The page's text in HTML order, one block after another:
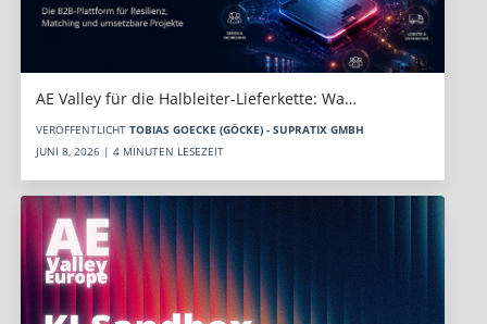
AE Valley für die Halbleiter-Lieferkette: Wa…
VERÖFFENTLICHT TOBIAS GOECKE (GÖCKE) - SUPRATIX GMBH
JUNI 8, 2026 | 4 MINUTEN LESEZEIT